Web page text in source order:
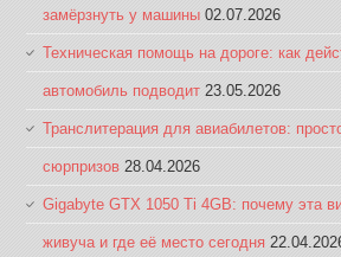
замёрзнуть у машины 02.07.2026
Техническая помощь на дороге: как
автомобиль подводит 23.05.2026
Транслитерация для авиабилетов:
сюрпризов 28.04.2026
Gigabyte GTX 1050 Ti 4GB: почему эта
живуча и где её место сегодня